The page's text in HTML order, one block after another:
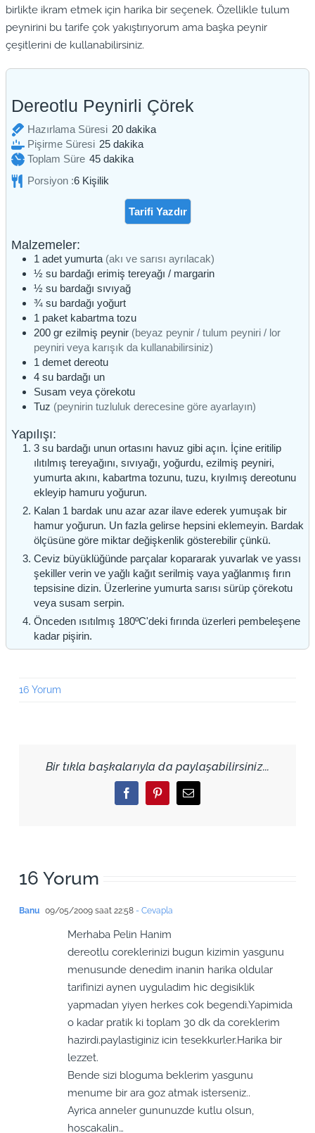
birlikte ikram etmek için harika bir seçenek. Özellikle tulum
peynirini bu tarife çok yakıştırıyorum ama başka peynir
çeşitlerini de kullanabilirsiniz.
Dereotlu Peynirli Çörek
Hazırlama Süresi 20dakika
dakika
Pişirme Süresi 25dakika
dakika
Toplam Süre 45dakika
dakika
Porsiyon :6 Kişilik
Tarifi Yazdır
Malzemeler:
1 adet yumurta (akı ve sarısı ayrılacak)
½ su bardağı erimiş tereyağı / margarin
½ su bardağı sıvıyağ
¾ su bardağı yoğurt
1 paket kabartma tozu
200 gr ezilmiş peynir (beyaz peynir / tulum peyniri / lor
peyniri veya karışık da kullanabilirsiniz)
1 demet dereotu
4 su bardağı un
Susam veya çörekotu
Tuz (peynirin tuzluluk derecesine göre ayarlayın)
Yapılışı:
3 su bardağı unun ortasını havuz gibi açın. İçine eritilip
ılıtılmış tereyağını, sıvıyağı, yoğurdu, ezilmiş peyniri,
yumurta akını, kabartma tozunu, tuzu, kıyılmış dereotunu
ekleyip hamuru yoğurun.
Kalan 1 bardak unu azar azar ilave ederek yumuşak bir
hamur yoğurun. Un fazla gelirse hepsini eklemeyin. Bardak
ölçüsüne göre miktar değişkenlik gösterebilir çünkü.
Ceviz büyüklüğünde parçalar kopararak yuvarlak ve yassı
şekiller verin ve yağlı kağıt serilmiş vaya yağlanmış fırın
tepsisine dizin. Üzerlerine yumurta sarısı sürüp çörekotu
veya susam serpin.
Önceden ısıtılmış 180ºC'deki fırında üzerleri pembeleşene
kadar pişirin.
16 Yorum
Bir tıkla başkalarıyla da paylaşabilirsiniz...
FacebookPinterestEmail
16 Yorum
Banu 09/05/2009 saat 22:58- Cevapla
Merhaba Pelin Hanim
dereotlu coreklerinizi bugun kizimin yasgunu
menusunde denedim inanin harika oldular
tarifinizi aynen uyguladim hic degisiklik
yapmadan yiyen herkes cok begendi.Yapimida
o kadar pratik ki toplam 30 dk da coreklerim
hazirdi.paylastiginiz icin tesekkurler.Harika bir
lezzet.
Bende sizi bloguma beklerim yasgunu
menume bir ara goz atmak isterseniz..
Ayrica anneler gununuzde kutlu olsun,
hoscakalin…